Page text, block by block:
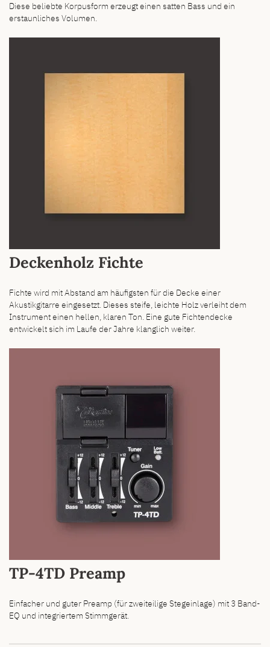
Diese beliebte Korpusform erzeugt einen satten Bass und ein
erstaunliches Volumen.
Deckenholz Fichte
Fichte wird mit Abstand am häufigsten für die Decke einer
Akustikgitarre eingesetzt. Dieses steife, leichte Holz verleiht dem
Instrument einen hellen, klaren Ton. Eine gute Fichtendecke
entwickelt sich im Laufe der Jahre klanglich weiter.
TP-4TD Preamp
Einfacher und guter Preamp (für zweiteilige Stegeinlage) mit 3 Band-
EQ und integriertem Stimmgerät.